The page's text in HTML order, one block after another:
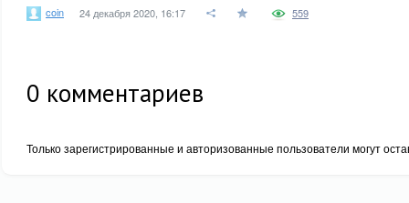
coin 24 декабря 2020, 16:17 559
0 комментариев
Только зарегистрированные и авторизованные пользователи могут